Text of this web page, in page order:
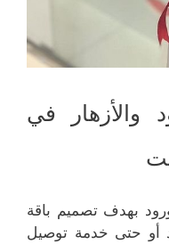
والأزهار في
بهدف تصميم باقة
أو حتى خدمة توصيل